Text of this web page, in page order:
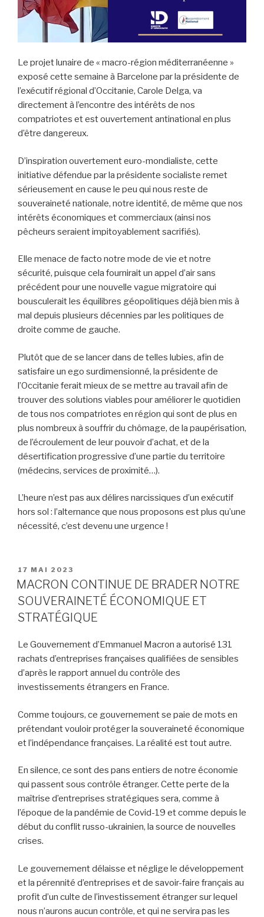
Le projet lunaire de « macro-région méditerranéenne »
exposé cette semaine à Barcelone par la présidente de
l’exécutif régional d’Occitanie, Carole Delga, va
directement à l’encontre des intérêts de nos
compatriotes et est ouvertement antinational en plus
d’être dangereux.
D’inspiration ouvertement euro-mondialiste, cette
initiative défendue par la présidente socialiste remet
sérieusement en cause le peu qui nous reste de
souveraineté nationale, notre identité, de même que nos
intérêts économiques et commerciaux (ainsi nos
pêcheurs seraient impitoyablement sacrifiés).
Elle menace de facto notre mode de vie et notre
sécurité, puisque cela fournirait un appel d’air sans
précédent pour une nouvelle vague migratoire qui
bousculerait les équilibres géopolitiques déjà bien mis à
mal depuis plusieurs décennies par les politiques de
droite comme de gauche.
Plutôt que de se lancer dans de telles lubies, afin de
satisfaire un ego surdimensionné, la présidente de
l’Occitanie ferait mieux de se mettre au travail afin de
trouver des solutions viables pour améliorer le quotidien
de tous nos compatriotes en région qui sont de plus en
plus nombreux à souffrir du chômage, de la paupérisation,
de l’écroulement de leur pouvoir d’achat, et de la
désertification progressive d’une partie du territoire
(médecins, services de proximité…).
L’heure n’est pas aux délires narcissiques d’un exécutif
hors sol : l’alternance que nous proposons est plus qu’une
nécessité, c’est devenu une urgence !
PUBLIÉ
LE
17 MAI 2023
MACRON CONTINUE DE BRADER NOTRE
SOUVERAINETÉ ÉCONOMIQUE ET
STRATÉGIQUE
Le Gouvernement d’Emmanuel Macron a autorisé 131
rachats d’entreprises françaises qualifiées de sensibles
d’après le rapport annuel du contrôle des
investissements étrangers en France.
Comme toujours, ce gouvernement se paie de mots en
prétendant vouloir protéger la souveraineté économique
et l’indépendance françaises. La réalité est tout autre.
En silence, ce sont des pans entiers de notre économie
qui passent sous contrôle étranger. Cette perte de la
maîtrise d’entreprises stratégiques sera, comme à
l’époque de la pandémie de Covid-19 et comme depuis le
début du conflit russo-ukrainien, la source de nouvelles
crises.
Le gouvernement délaisse et néglige le développement
et la pérennité d’entreprises et de savoir-faire français au
profit d’un culte de l’investissement étranger sur lequel
nous n’aurons aucun contrôle, et qui ne servira pas les